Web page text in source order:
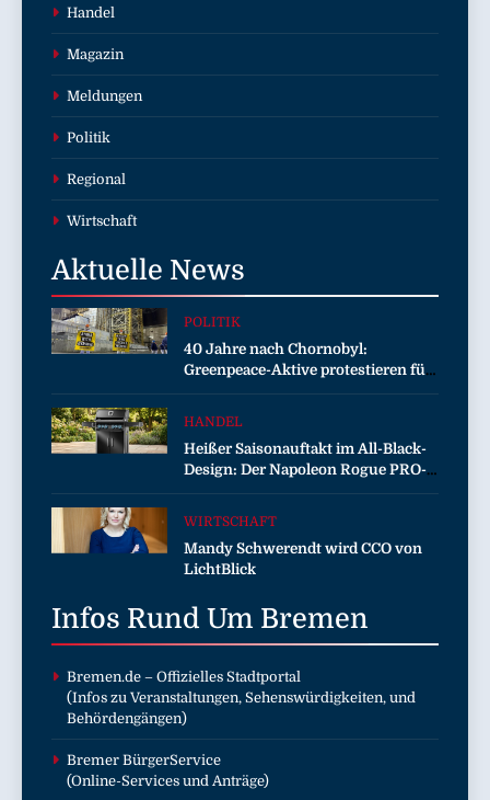
Handel
Magazin
Meldungen
Politik
Regional
Wirtschaft
Aktuelle News
POLITIK
40 Jahre nach Chornobyl:
Greenpeace-Aktive protestieren für
Unterstützung bei Wiederaufbau
Greenpeace-Report dokumentiert
Folgen des russischen
Drohnenangriffs
HANDEL
Heißer Saisonauftakt im All-Black-
Design: Der Napoleon Rogue PRO-S
525 in der exklusiven Grillfürst-
WIRTSCHAFT
Mandy Schwerendt wird CCO von
LichtBlick
Infos Rund Um Bremen
Bremen.de – Offizielles Stadtportal
(Infos zu Veranstaltungen, Sehenswürdigkeiten, und
Behördengängen)
Bremer BürgerService
(Online-Services und Anträge)